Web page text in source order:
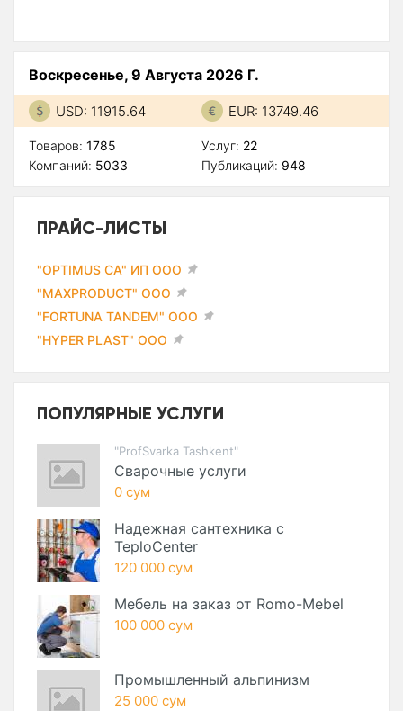
Воскресенье, 9 Августа 2026 Г.
USD: 11915.64 EUR: 13749.46
Товаров: 1785
Компаний: 5033
Услуг: 22
Публикаций: 948
ПРАЙС-ЛИСТЫ
"OPTIMUS CA" ИП ООО
"MAXPRODUCT" ООО
"FORTUNA TANDEM" ООО
"HYPER PLAST" ООО
ПОПУЛЯРНЫЕ УСЛУГИ
"ProfSvarka Tashkent"
Сварочные услуги
0 сум
Надежная сантехника с
TeploCenter
120 000 сум
Мебель на заказ от Romo-Mebel
100 000 сум
Промышленный альпинизм
25 000 сум